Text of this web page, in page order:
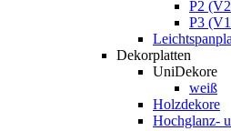
P2
P3
Dekorplatten
UniDekore
weiß
Holzdekore
Hochglanz-